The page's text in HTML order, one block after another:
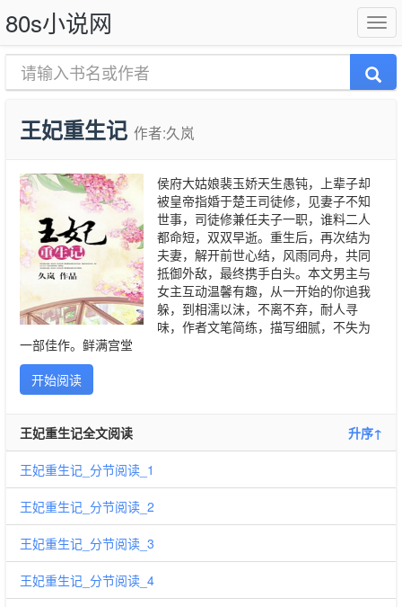
80s小说网
王妃重生记 作者:久岚
侯府大姑娘裴玉娇天生愚钝，上辈子却
被皇帝指婚于楚王司徒修，见妻子不知
世事，司徒修兼任夫子一职，谁料二人
都命短，双双早逝。重生后，再次结为
夫妻，解开前世心结，风雨同舟，共同
抵御外敌，最终携手白头。本文男主与
女主互动温馨有趣，从一开始的你追我
躲，到相濡以沫，不离不弃，耐人寻
味，作者文笔简练，描写细腻，不失为
一部佳作。鲜满宫堂
开始阅读
王妃重生记全文阅读 升序↑
王妃重生记_分节阅读_1
王妃重生记_分节阅读_2
王妃重生记_分节阅读_3
王妃重生记_分节阅读_4